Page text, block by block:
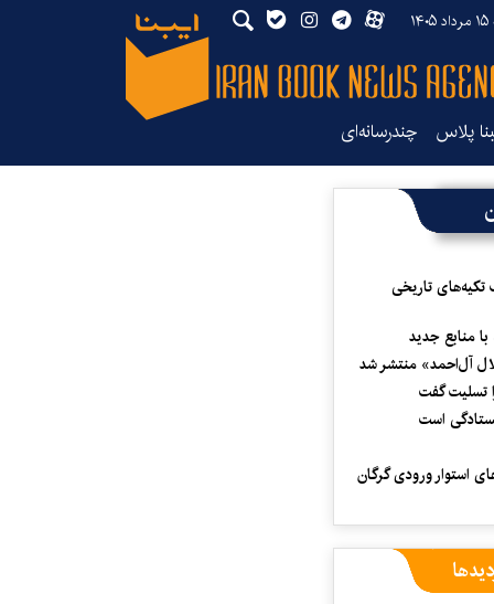
پلاس چندرسانه‌ای
تکیه‌های تاریخی
منابع جدید
آل‌احمد» منتشر شد
تسلیت گفت
است
استوار ورودی گرگان